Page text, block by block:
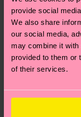
provide social
We also share
our social media,
may combine it with
provided to them or
of their services.
tutti i nostri
un’occhiata alla
consegna
locali.
Hai domande sui
per trovare le
Secondo noi, ti